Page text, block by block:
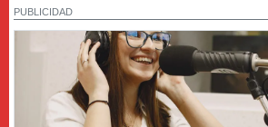
PUBLICIDAD